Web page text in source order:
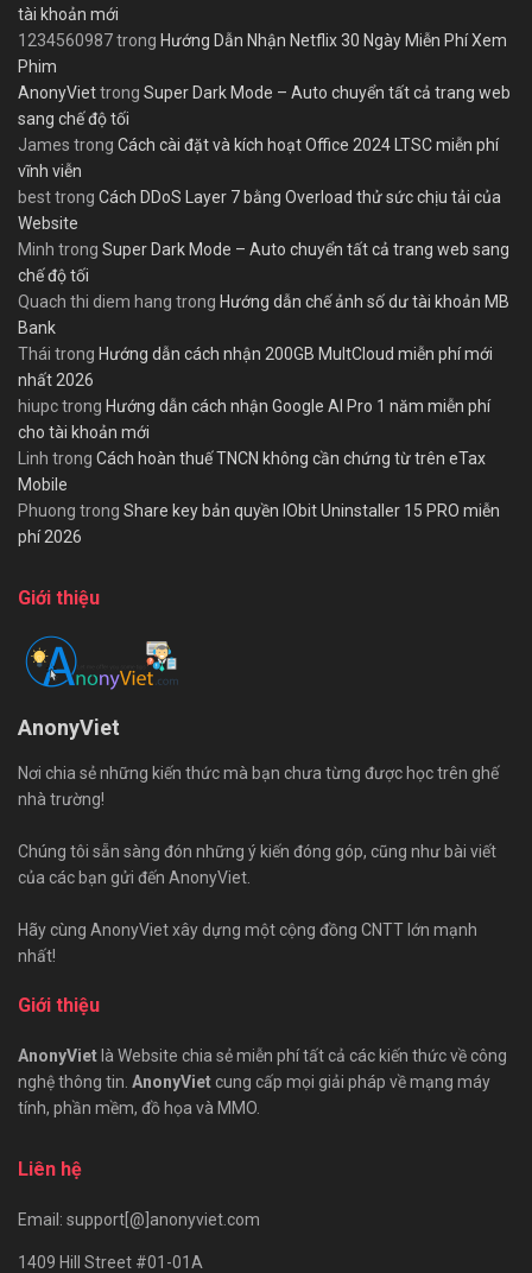
tài khoản mới
1234560987trong Hướng Dẫn Nhận Netflix 30 Ngày Miễn Phí Xem
Phim
AnonyViettrong Super Dark Mode – Auto chuyển tất cả trang web
sang chế độ tối
James trong Cách cài đặt và kích hoạt Office 2024 LTSC miễn phí
vĩnh viễn
besttrong Cách DDoS Layer 7 bằng Overload thử sức chịu tải của
Website
Minh trong Super Dark Mode – Auto chuyển tất cả trang web sang
chế độ tối
Quach thi diem hang trong Hướng dẫn chế ảnh số dư tài khoản MB
Bank
Thái trong Hướng dẫn cách nhận 200GB MultCloud miễn phí mới
nhất 2026
hiupctrong Hướng dẫn cách nhận Google AI Pro 1 năm miễn phí
cho tài khoản mới
Linh trong Cách hoàn thuế TNCN không cần chứng từ trên eTax
Mobile
Phuong trong Share key bản quyền IObit Uninstaller 15 PRO miễn
phí 2026
Giới thiệu
AnonyViet
Nơi chia sẻ những kiến thức mà bạn chưa từng được học trên ghế
nhà trường!
Chúng tôi sẵn sàng đón những ý kiến đóng góp, cũng như bài viết
của các bạn gửi đến AnonyViet.
Hãy cùng AnonyViet xây dựng một cộng đồng CNTT lớn mạnh
nhất!
Giới thiệu
AnonyViet là Website chia sẻ miễn phí tất cả các kiến thức về công
nghệ thông tin. AnonyViet cung cấp mọi giải pháp về mạng máy
tính, phần mềm, đồ họa và MMO.
Liên hệ
Email: support[@]anonyviet.com
1409 Hill Street #01-01A